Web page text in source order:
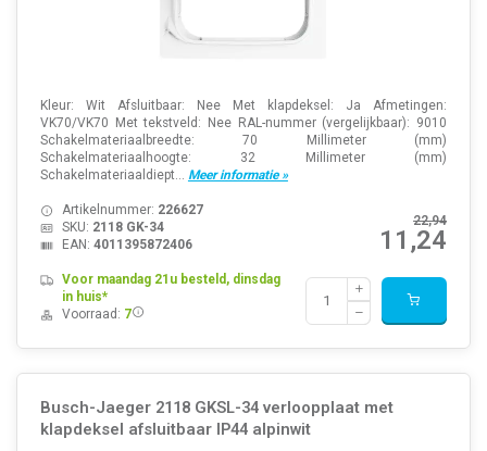
Kleur: Wit Afsluitbaar: Nee Met klapdeksel: Ja Afmetingen:
VK70/VK70 Met tekstveld: Nee RAL-nummer (vergelijkbaar): 9010
Schakelmateriaalbreedte: 70 Millimeter (mm)
Schakelmateriaalhoogte: 32 Millimeter (mm)
Schakelmateriaaldiept... Meer informatie »
22,94
11,24
Artikelnummer: 226627
SKU: 2118 GK-34
EAN: 4011395872406
Voor maandag 21u besteld, dinsdag
in huis*
Voorraad: 7
Busch-Jaeger 2118 GKSL-34 verloopplaat met
klapdeksel afsluitbaar IP44 alpinwit